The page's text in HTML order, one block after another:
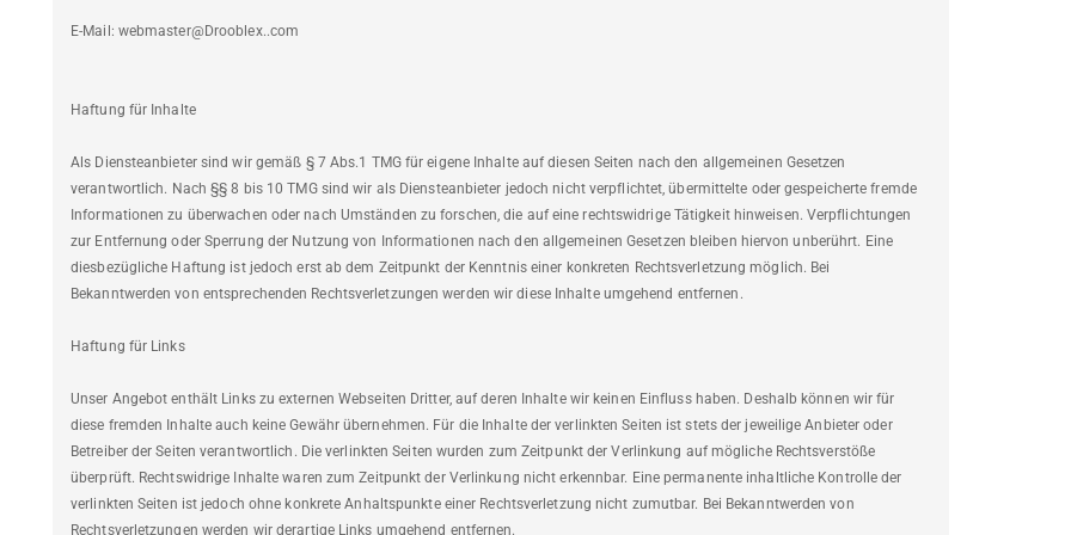
E-Mail: webmaster@Drooblex..com
Haftung für Inhalte
Als Diensteanbieter sind wir gemäß § 7 Abs.1 TMG für eigene Inhalte auf diesen Seiten nach den allgemeinen Gesetzen
verantwortlich. Nach §§ 8 bis 10 TMG sind wir als Diensteanbieter jedoch nicht verpflichtet, übermittelte oder gespeicherte fremde
Informationen zu überwachen oder nach Umständen zu forschen, die auf eine rechtswidrige Tätigkeit hinweisen. Verpflichtungen
zur Entfernung oder Sperrung der Nutzung von Informationen nach den allgemeinen Gesetzen bleiben hiervon unberührt. Eine
diesbezügliche Haftung ist jedoch erst ab dem Zeitpunkt der Kenntnis einer konkreten Rechtsverletzung möglich. Bei
Bekanntwerden von entsprechenden Rechtsverletzungen werden wir diese Inhalte umgehend entfernen.
Haftung für Links
Unser Angebot enthält Links zu externen Webseiten Dritter, auf deren Inhalte wir keinen Einfluss haben. Deshalb können wir für
diese fremden Inhalte auch keine Gewähr übernehmen. Für die Inhalte der verlinkten Seiten ist stets der jeweilige Anbieter oder
Betreiber der Seiten verantwortlich. Die verlinkten Seiten wurden zum Zeitpunkt der Verlinkung auf mögliche Rechtsverstöße
überprüft. Rechtswidrige Inhalte waren zum Zeitpunkt der Verlinkung nicht erkennbar. Eine permanente inhaltliche Kontrolle der
verlinkten Seiten ist jedoch ohne konkrete Anhaltspunkte einer Rechtsverletzung nicht zumutbar. Bei Bekanntwerden von
Rechtsverletzungen werden wir derartige Links umgehend entfernen.